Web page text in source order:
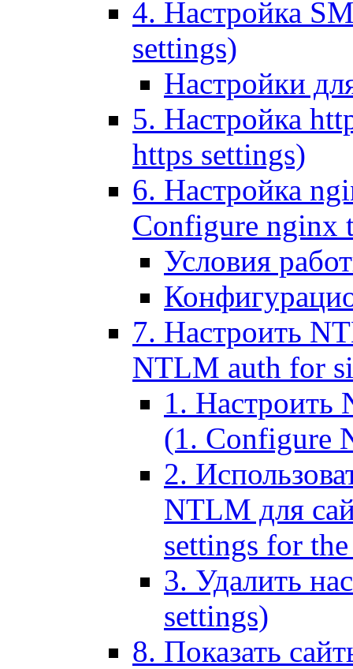
4. Настройка
settings)
Настройки
5. Настройка
https settings)
6. Настройка
Configure nginx
Условия
7. Настроить
NTLM auth for
1. Настроить
(1. Configure
2.
NTLM для
settings for
3. Удалить
settings)
8. Показать